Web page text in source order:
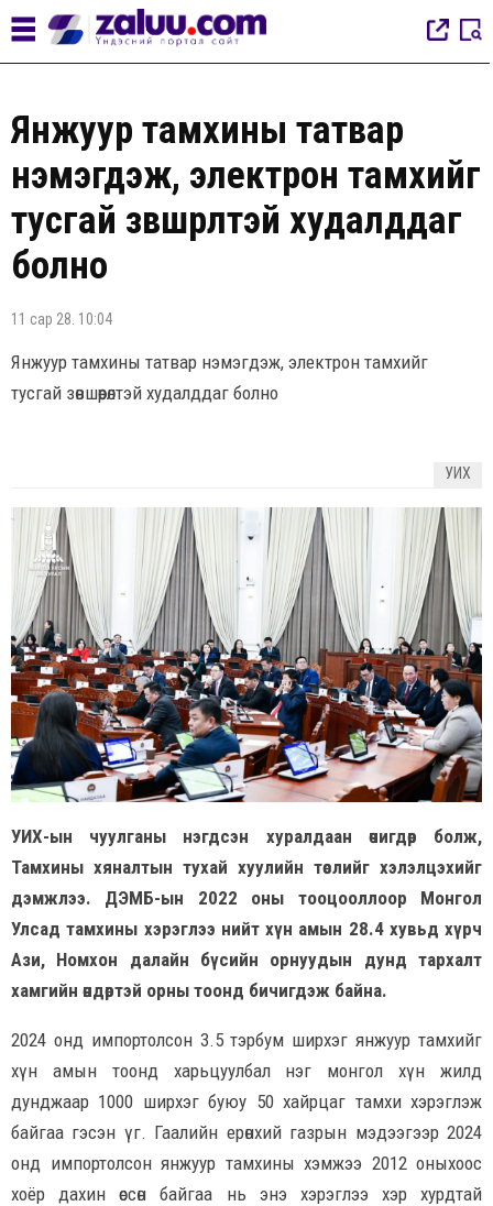
Янжуур тамхины татвар
нэмэгдэж, электрон тамхийг
тусгай зөвшөөрөлтэй худалддаг
болно
11 сар 28. 10:04
Янжуур тамхины татвар нэмэгдэж, электрон тамхийг
тусгай зөвшөөрөлтэй худалддаг болно
УИХ
УИХ-ын чуулганы нэгдсэн хуралдаан өчигдөр болж,
Тамхины хяналтын тухай хуулийн төслийг хэлэлцэхийг
дэмжлээ. ДЭМБ-ын 2022 оны тооцооллоор Монгол
Улсад тамхины хэрэглээ нийт хүн амын 28.4 хувьд хүрч
Ази, Номхон далайн бүсийн орнуудын дунд тархалт
хамгийн өндөртэй орны тоонд бичигдэж байна.
2024 онд импортолсон 3.5 тэрбум ширхэг янжуур тамхийг
хүн амын тоонд харьцуулбал нэг монгол хүн жилд
дунджаар 1000 ширхэг буюу 50 хайрцаг тамхи хэрэглэж
байгаа гэсэн үг. Гаалийн ерөнхий газрын мэдээгээр 2024
онд импортолсон янжуур тамхины хэмжээ 2012 оныхоос
хоёр дахин өссөн байгаа нь энэ хэрэглээ хэр хурдтай